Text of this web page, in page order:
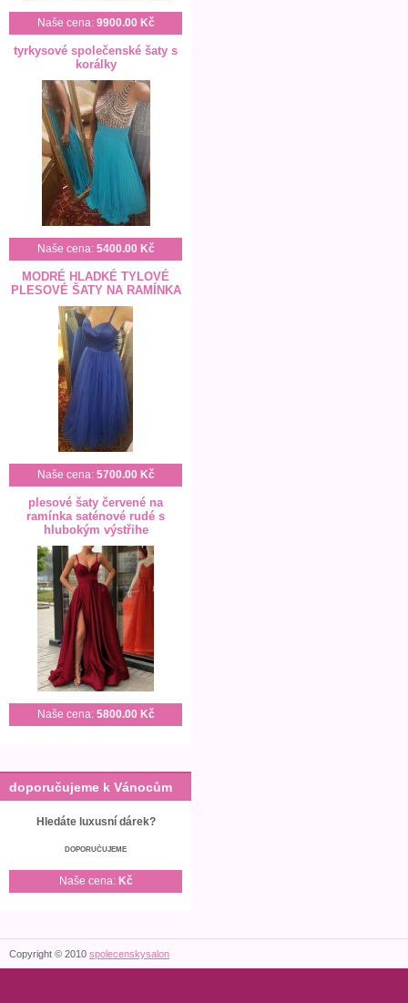
Naše cena: 9900.00 Kč
tyrkysové společenské šaty s
korálky
Naše cena: 5400.00 Kč
MODRÉ HLADKÉ TYLOVÉ
PLESOVÉ ŠATY NA RAMÍNKA
Naše cena: 5700.00 Kč
plesové šaty červené na
ramínka saténové rudé s
hlubokým výstřihe
Naše cena: 5800.00 Kč
doporučujeme k Vánocům
Hledáte luxusní dárek?
DOPORUČUJEME
Naše cena: Kč
Copyright © 2010 spolecenskysalon